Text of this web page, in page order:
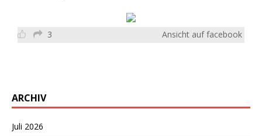
3 Ansicht auf facebook
ARCHIV
Juli 2026